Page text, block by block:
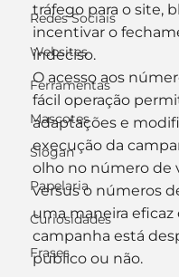
Redes Sociais
Websites
Ferramentas
Mascotes
Slogan
Papelaria
Curiosidades
Frases
tráfego para o site,
incentivar o
indeciso.
O acesso aos
fácil operação
adaptações e
execução da
olho no número de
versus o números
uma maneira eficaz
campanha está
público ou não.